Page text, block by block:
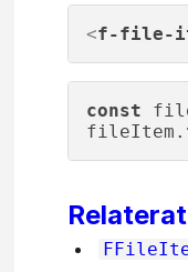
<f-file-
const
fileItem.
Relaterat